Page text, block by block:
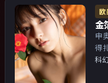
欧
金
申
得
感
科